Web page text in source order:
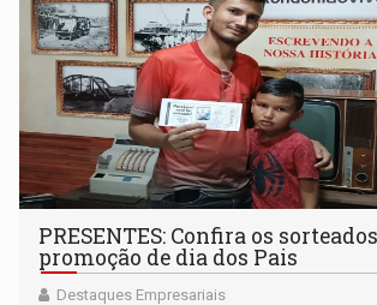
PRESENTES: Confira os
promoção de dia dos Pais
Destaques Empresariais